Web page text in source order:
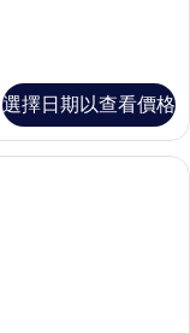
選擇日期以查看價格